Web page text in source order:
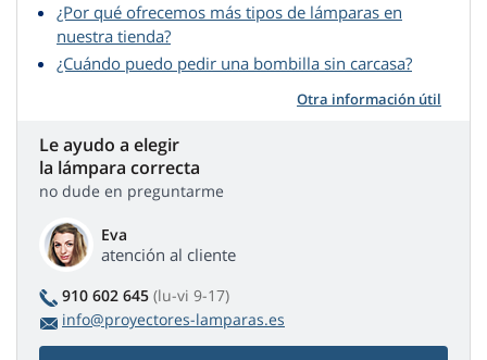
¿Por qué ofrecemos más tipos de lámparas en
nuestra tienda?
¿Cuándo puedo pedir una bombilla sin carcasa?
Otra información útil
Le ayudo a elegir
la lámpara correcta
no dude en preguntarme
Eva
atención al cliente
910 602 645 (lu-vi 9-17)
info@proyectores-lamparas.es